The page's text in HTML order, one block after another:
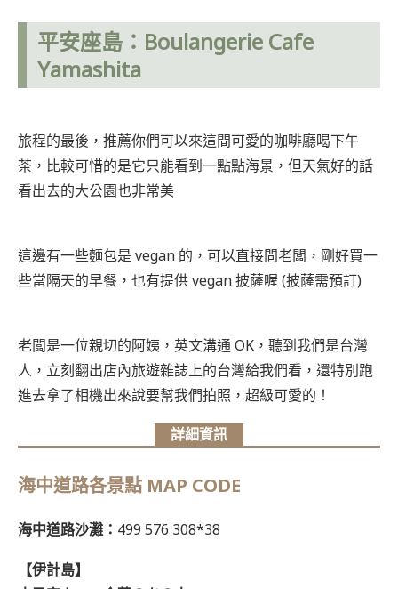
平安座島 ：Boulangerie Cafe
Yamashita
旅程的最後，推薦你們可以來這間可愛的咖啡廳喝下午
茶，比較可惜的是它只能看到一點點海景，但天氣好的話
看出去的大公園也非常美
這邊有一些麵包是 vegan 的，可以直接問老闆，剛好買一
些當隔天的早餐，也有提供 vegan 披薩喔 (披薩需預訂)
老闆是一位親切的阿姨，英文溝通 OK，聽到我們是台灣
人，立刻翻出店內旅遊雜誌上的台灣給我們看，還特別跑
進去拿了相機出來說要幫我們拍照，超級可愛的！
詳細資訊
海中道路各景點 MAP CODE
海中道路沙灘： 499 576 308*38
【伊計島】